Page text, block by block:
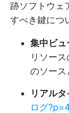
跡ソフトウェ
すべき鍵につ
集中ビュ
リソー
のソース
リアル
ログ